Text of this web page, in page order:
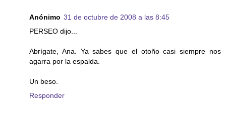
Anónimo 31 de octubre de 2008 a las 8:45
PERSEO dijo...
Abrígate, Ana. Ya sabes que el otoño casi siempre nos
agarra por la espalda.
Un beso.
Responder